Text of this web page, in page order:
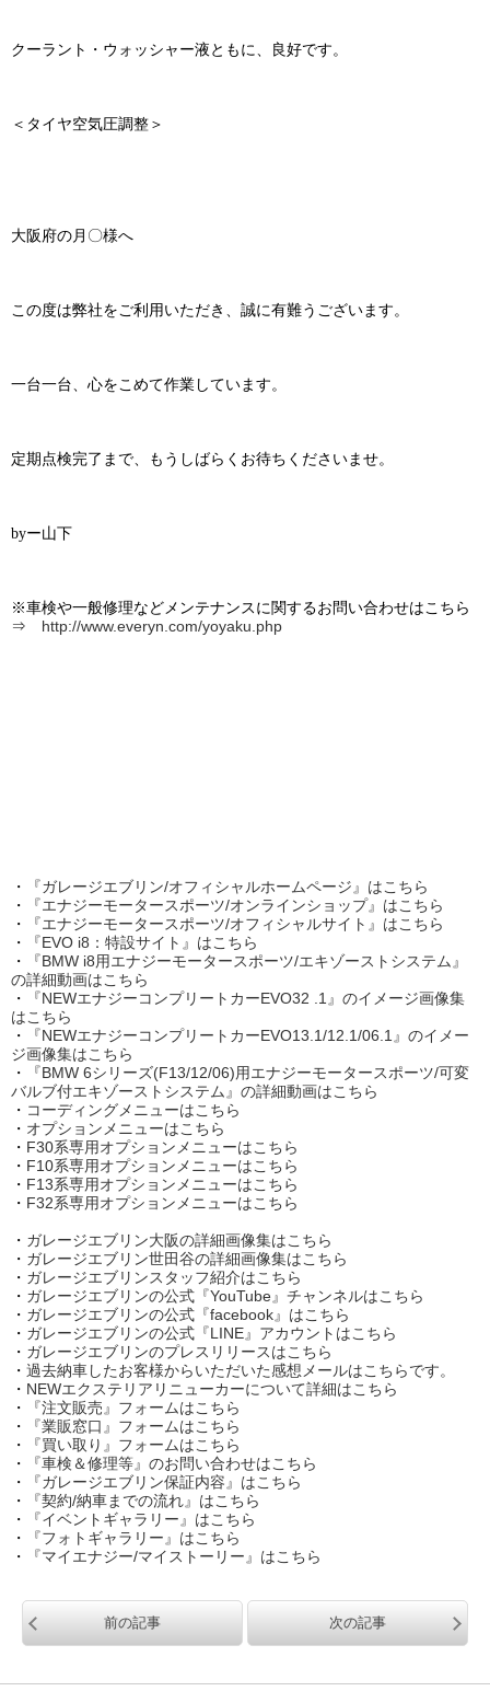
クーラント・ウォッシャー液ともに、良好です。
＜タイヤ空気圧調整＞
大阪府の月〇様へ
この度は弊社をご利用いただき、誠に有難うございます。
一台一台、心をこめて作業しています。
定期点検完了まで、もうしばらくお待ちくださいませ。
byー山下
※車検や一般修理などメンテナンスに関するお問い合わせはこちら
⇒ http://www.everyn.com/yoyaku.php
・
『ガレージエブリン/オフィシャルホームページ』はこちら
・
『エナジーモータースポーツ/オンラインショップ』はこちら
・
『エナジーモータースポーツ/オフィシャルサイト』はこちら
・
『EVO i8：特設サイト』はこちら
・
『BMW i8用エナジーモータースポーツ/エキゾーストシステム』
の詳細動画はこちら
・
『NEWエナジーコンプリートカーEVO32 .1』のイメージ画像集
はこちら
・
『NEWエナジーコンプリートカーEVO13.1/12.1/06.1』のイメー
ジ画像集はこちら
・
『BMW 6シリーズ(F13/12/06)用エナジーモータースポーツ/可変
バルブ付エキゾーストシステム』の詳細動画はこちら
・ コーディングメニューはこちら
・ オプションメニューはこちら
・ F30系専用オプションメニューはこちら
・ F10系専用オプションメニューはこちら
・ F13系専用オプションメニューはこちら
・ F32系専用オプションメニューはこちら
・ ガレージエブリン大阪の詳細画像集はこちら
・ ガレージエブリン世田谷の詳細画像集はこちら
・ ガレージエブリンスタッフ紹介はこちら
・ ガレージエブリンの公式『YouTube』チャンネルはこちら
・ ガレージエブリンの公式『facebook』はこちら
・ ガレージエブリンの公式『LINE』アカウントはこちら
・ ガレージエブリンのプレスリリースはこちら
・ 過去納車したお客様からいただいた感想メールはこちらです。
・ NEWエクステリアリニューカーについて詳細はこちら
・
『注文販売』フォームはこちら
・
『業販窓口』フォームはこちら
・
『買い取り』フォームはこちら
・
『車検＆修理等』のお問い合わせはこちら
・
『ガレージエブリン保証内容』はこちら
・
『契約/納車までの流れ』はこちら
・
『イベントギャラリー』はこちら
・
『フォトギャラリー』はこちら
・
『マイエナジー/マイストーリー』はこちら
前の記事 次の記事